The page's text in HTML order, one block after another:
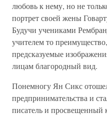
любовь к нему, но не
портрет своей жены
Будучи учениками
учителем то
предсказуемые
лицам благородный вид.
Понемногу Ян Сикс
предпринимательства и
писатель и просвещенный